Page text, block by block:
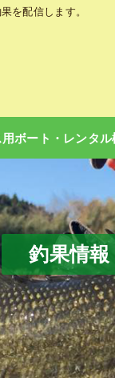
を配信します。
ボート・レンタル
釣果情報